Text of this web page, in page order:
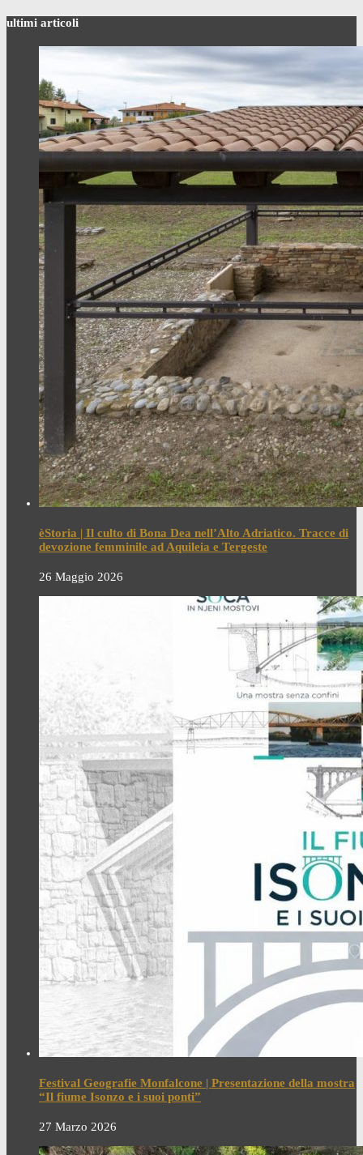
ultimi articoli
èStoria | Il culto di Bona Dea nell’Alto Adriatico. Tracce di
devozione femminile ad Aquileia e Tergeste
26 Maggio 2026
Festival Geografie Monfalcone | Presentazione della mostra
“Il fiume Isonzo e i suoi ponti”
27 Marzo 2026